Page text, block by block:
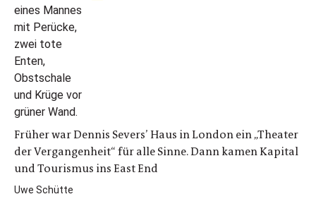
Früher war Dennis Severs’ Haus in London ein „Theater
der Vergangenheit“ für alle Sinne. Dann kamen Kapital
und Tourismus ins East End
Uwe Schütte